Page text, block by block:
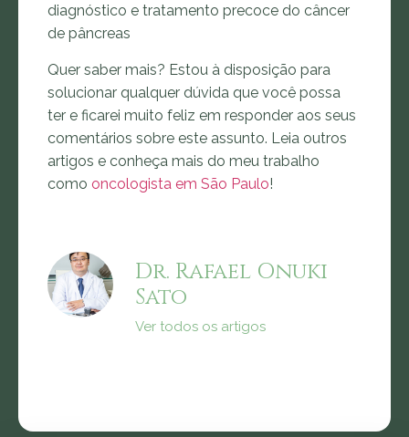
diagnóstico e tratamento precoce do câncer
de pâncreas
Quer saber mais? Estou à disposição para
solucionar qualquer dúvida que você possa
ter e ficarei muito feliz em responder aos seus
comentários sobre este assunto. Leia outros
artigos e conheça mais do meu trabalho
como oncologista em São Paulo!
Dr. Rafael Onuki
Sato
Ver todos os artigos